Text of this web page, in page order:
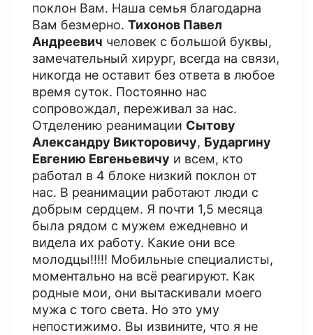
поклон Вам. Наша семья благодарна
Вам безмерно. Тихонов Павел
Андреевич человек с большой буквы,
замечательный хирург, всегда на связи,
никогда не оставит без ответа в любое
время суток. Постоянно нас
сопровождал, переживал за нас.
Отделению реанимации Сытову
Александру Викторовичу, Бударгину
Евгению Евгеньевичу и всем, кто
работал в 4 блоке низкий поклон от
нас. В реанимации работают люди с
добрым сердцем. Я почти 1,5 месяца
была рядом с мужем ежедневно и
видела их работу. Какие они все
молодцы!!!!! Мобильные специалисты,
моментально на всё реагируют. Как
родные мои, они вытаскивали моего
мужа с того света. Но это уму
непостижимо. Вы извините, что я не